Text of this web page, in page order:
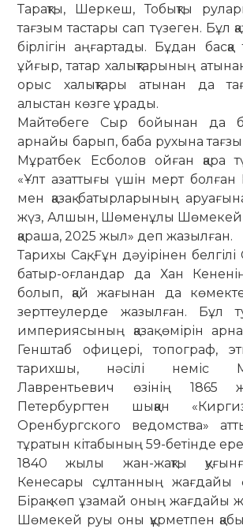
Та­рақты, Шер­кеш, Тобықты
тағзым тастары сап түзеген. Бұл
бірлігін аңғартады. Бұ­дан басқа
ұйғыр, татар халықтарының
орыс халықтары атынан да
алыстан көзге ұрады.
Майтөбеге Сыр бойынан да
арнайы барып, баба рухына
Мұратбек Есболов ойған қара
«Ұлт азаттығы үшін мерт
мен қазақ батырларының
жүз, Алшын, Шөменұлы Шөмекей
қараша, 2025 жыл» деп жазылған.
Тарихы Сақ, Ғұн дәуірінен
батыр-оғландар да Хан Кененің
болып, қай жағынан да
зерттеулерде жазылған. Бұл
империясының қазақ өмірін
Генштаб офицері, топограф,
тарихшы, нәсілі неміс
Лаврентьевич өзінің 1865
Петербургтен шыққан
Оренбургского ведомства»
тұра­тын кітабының 59-бетінде
1840 жылы жан-жақты
Кенесары сұлтанның жағдайы
Бірақ көп ұзамай оның жағдайы
Шөмекей руы оны құрметпен